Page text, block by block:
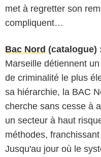
met à regretter son
compliquent…
Bac Nord (catalogue)
Marseille détiennent
de criminalité le plus
sa hiérarchie, la BAC
cherche sans cesse à
un secteur à haut
méthodes,
Jusqu'au jour où le